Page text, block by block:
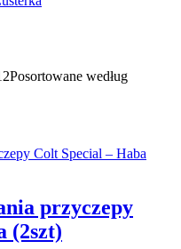
Posortowane według
przyczepy
(2szt)